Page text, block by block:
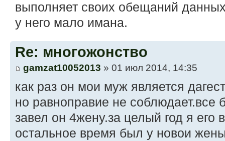
выполняет своих обещаний
у него мало имана.
Re: многожонство
gamzat10052013 » 01 июл 2014, 14:35
как раз он мои муж является
но равноправие не соблюдает.все
завел он 4жену.за целый год я его
остальное время был у новои